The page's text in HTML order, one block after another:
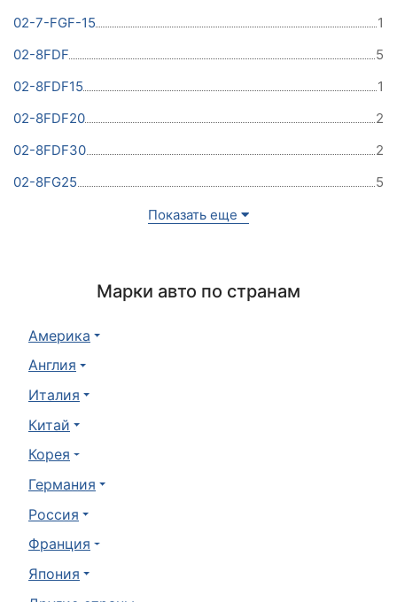
02-7-FGF-15
1
02-8FDF
5
02-8FDF15
1
02-8FDF20
2
02-8FDF30
2
02-8FG25
5
Показать еще
Марки авто по странам
Америка
Англия
Италия
Китай
Корея
Германия
Россия
Франция
Япония